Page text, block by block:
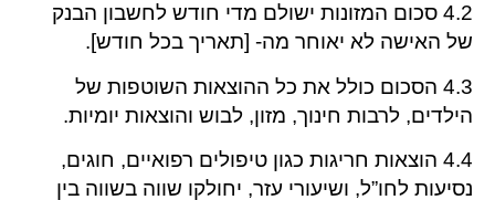
4.2 סכום המזונות ישולם מדי חודש לחשבון הבנק
של האישה לא יאוחר מה- [תאריך בכל חודש].
4.3 הסכום כולל את כל ההוצאות השוטפות של
הילדים, לרבות חינוך, מזון, לבוש והוצאות יומיות.
4.4 הוצאות חריגות כגון טיפולים רפואיים, חוגים,
נסיעות לחו”ל, ושיעורי עזר, יחולקו שווה בשווה בין